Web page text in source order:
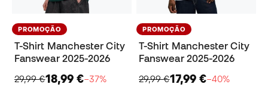
PROMOÇÃO
T-Shirt Manchester City
Fanswear 2025-2026
29,99 €18,99 €−37%
PROMOÇÃO
T-Shirt Manchester City
Fanswear 2025-2026
29,99 €17,99 €−40%